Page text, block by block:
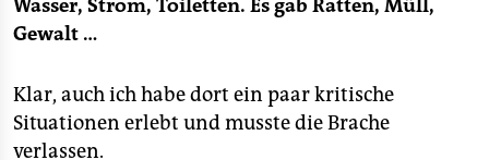
Wasser, Strom, Toiletten. Es gab Ratten, Müll,
Gewalt …
Klar, auch ich habe dort ein paar kritische
Situationen erlebt und musste die Brache
verlassen.